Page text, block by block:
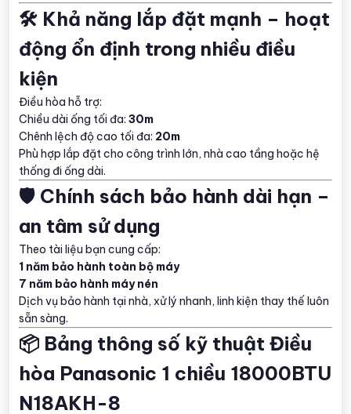
🛠️ Khả năng lắp đặt mạnh – hoạt
động ổn định trong nhiều điều
kiện
Điều hòa hỗ trợ:
Chiều dài ống tối đa: 30m
Chênh lệch độ cao tối đa: 20m
Phù hợp lắp đặt cho công trình lớn, nhà cao tầng hoặc hệ
thống đi ống dài.
🛡️ Chính sách bảo hành dài hạn –
an tâm sử dụng
Theo tài liệu bạn cung cấp:
1 năm bảo hành toàn bộ máy
7 năm bảo hành máy nén
Dịch vụ bảo hành tại nhà, xử lý nhanh, linh kiện thay thế luôn
sẵn sàng.
📦 Bảng thông số kỹ thuật Điều
hòa Panasonic 1 chiều 18000BTU
N18AKH-8